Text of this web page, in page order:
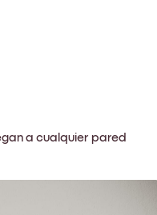
a cualquier pared